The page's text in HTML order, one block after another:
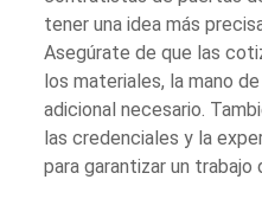
tener una idea más
Asegúrate de que las
los materiales, la mano
adicional necesario.
las credenciales y la
para garantizar un trabajo